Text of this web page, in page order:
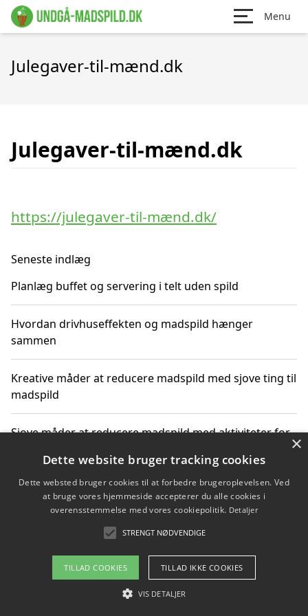
Menu
Julegaver-til-mænd.dk
Julegaver-til-mænd.dk
https://julegaver-til-mænd.dk/
Seneste indlæg
Planlæg buffet og servering i telt uden spild
Hvordan drivhuseffekten og madspild hænger
sammen
Kreative måder at reducere madspild med sjove ting til
madspild
Sjove måder at reducere madspild med aktiviteter for
Hvor finder jeg nemme måltidskasser i Vejle
Om / kontakt
Blog Betingelser
×
Dette website bruger tracking cookies
Dette websted bruger cookies til at forbedre brugeroplevelsen. Ved
at bruge vores hjemmeside accepterer du alle cookies i
overensstemmelse med vores cookiepolitik. Detaljer
STRENGT NØDVENDIGE
TILLAD COOKIES TILLAD IKKE COOKIES
VIS DETALJER